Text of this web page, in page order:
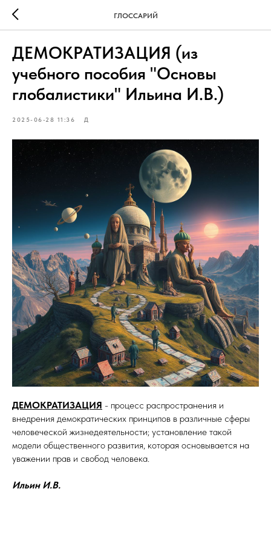
ГЛОССАРИЙ
ДЕМОКРАТИЗАЦИЯ (из
учебного пособия "Основы
глобалистики" Ильина И.В.)
2025-06-28 11:36 Д
ДЕМОКРАТИЗАЦИЯ - процесс распространения и
внедрения демократических принципов в различные сферы
человеческой жизнедеятельности; установление такой
модели общественного развития, которая основывается на
уважении прав и свобод человека.
Ильин И.В.